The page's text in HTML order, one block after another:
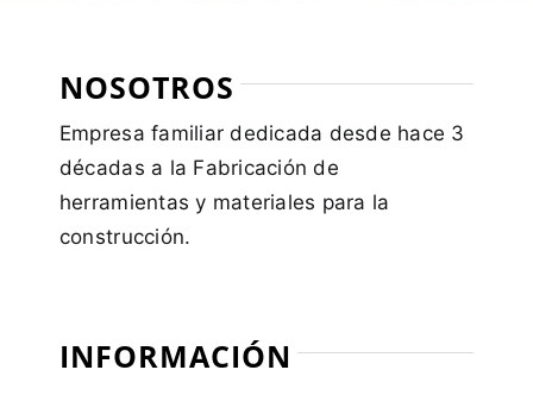
NOSOTROS
Empresa familiar dedicada desde hace 3
décadas a la Fabricación de
herramientas y materiales para la
construcción.
INFORMACIÓN